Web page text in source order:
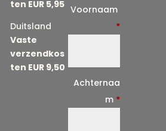
ten EUR 5,95
Duitsland
Vaste
verzendkos
ten EUR 9,50
Voornaam
*
Achternaa
m *